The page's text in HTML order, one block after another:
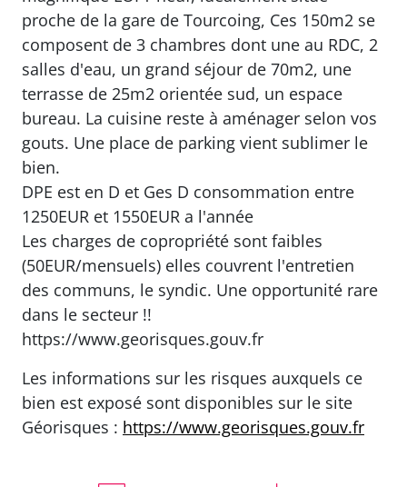
proche de la gare de Tourcoing, Ces 150m2 se
composent de 3 chambres dont une au RDC, 2
salles d'eau, un grand séjour de 70m2, une
terrasse de 25m2 orientée sud, un espace
bureau. La cuisine reste à aménager selon vos
gouts. Une place de parking vient sublimer le
bien.
DPE est en D et Ges D consommation entre
1250EUR et 1550EUR a l'année
Les charges de copropriété sont faibles
(50EUR/mensuels) elles couvrent l'entretien
des communs, le syndic. Une opportunité rare
dans le secteur !!
https://www.georisques.gouv.fr
Les informations sur les risques auxquels ce
bien est exposé sont disponibles sur le site
Géorisques : https://www.georisques.gouv.fr